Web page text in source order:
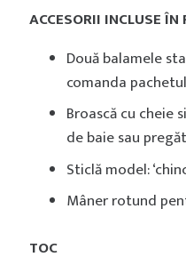
ACCESORII INCLUSE
Două balamele
comanda
Broască cu cheie
de baie sau
Sticlă model:
Mâner rotund
TOC